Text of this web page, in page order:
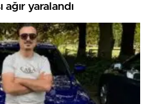
ağır yaralandı